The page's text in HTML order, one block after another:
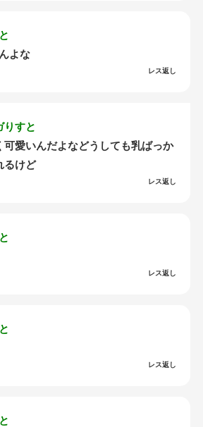
よな
レス返し
りすと
可愛いんだよなどうしても乳ばっか
るけど
レス返し
レス返し
レス返し